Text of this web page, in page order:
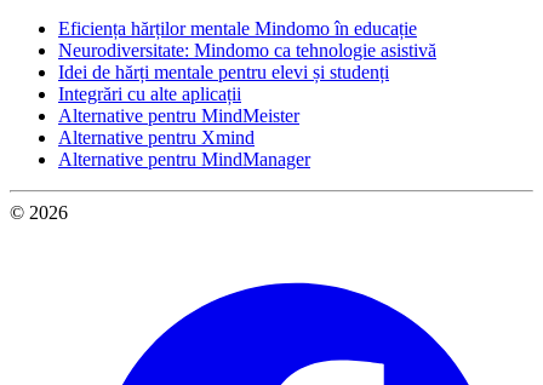
Eficiența hărților mentale Mindomo în educație
Neurodiversitate: Mindomo ca tehnologie asistivă
Idei de hărți mentale pentru elevi și studenți
Integrări cu alte aplicații
Alternative pentru MindMeister
Alternative pentru Xmind
Alternative pentru MindManager
© 2026